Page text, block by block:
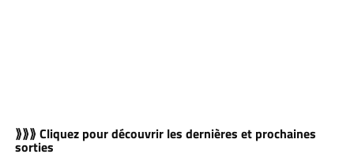
⟫⟫⟫ Cliquez pour découvrir les dernières et prochaines
sorties